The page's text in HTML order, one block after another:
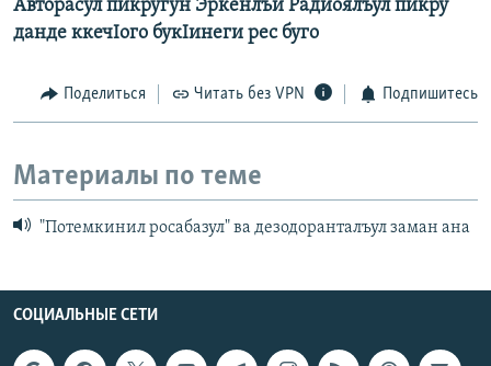
Авторасул пикругун Эркенлъи Радиоялъул пикру
данде ккечIого букIинеги рес буго
Поделиться Читать без VPN Подпишитесь
Материалы по теме
"Потемкинил росабазул" ва дезодоранталъул заман ана
СОЦИАЛЬНЫЕ СЕТИ